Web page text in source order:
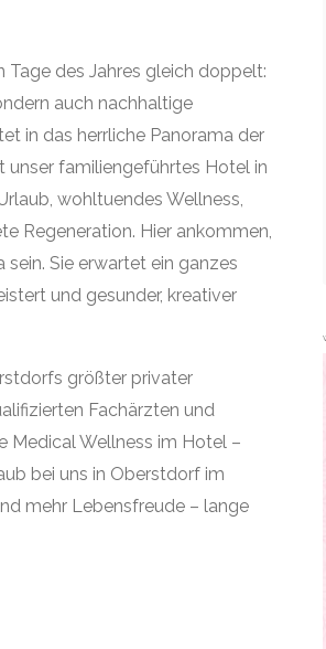
Tage des Jahres gleich doppelt:
auch nachhaltige
in das herrliche Panorama der
unser familiengeführtes Hotel in
wohltuendes Wellness,
Regeneration. Hier ankommen,
Sie erwartet ein ganzes
und gesunder, kreativer
größter privater
Fachärzten und
Medical Wellness im Hotel –
bei uns in Oberstdorf im
mehr Lebensfreude – lange